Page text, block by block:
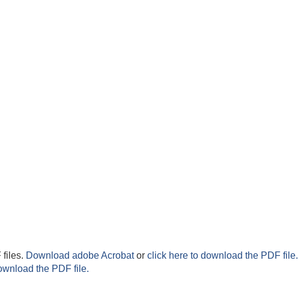
files. Download adobe Acrobator click here to download the PDF file.
the PDF file.